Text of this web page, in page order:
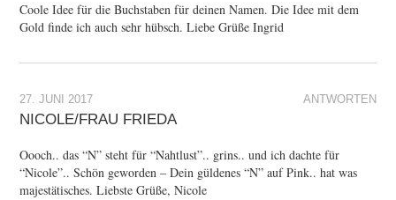
Coole Idee für die Buchstaben für deinen Namen. Die Idee mit dem
Gold finde ich auch sehr hübsch. Liebe Grüße Ingrid
ANTWORTEN
27. JUNI 2017
NICOLE/FRAU FRIEDA
Oooch.. das “N” steht für “Nahtlust”.. grins.. und ich dachte für
“Nicole”.. Schön geworden – Dein güldenes “N” auf Pink.. hat was
majestätisches. Liebste Grüße, Nicole